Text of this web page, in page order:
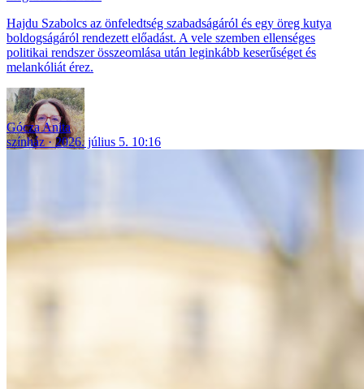
Hajdu Szabolcs az önfeledtség szabadságáról és egy öreg kutya
boldogságáról rendezett előadást. A vele szemben ellenséges
politikai rendszer összeomlása után leginkább keserűséget és
melankóliát érez.
Gócza Anita
színház
2026. július 5. 10:16